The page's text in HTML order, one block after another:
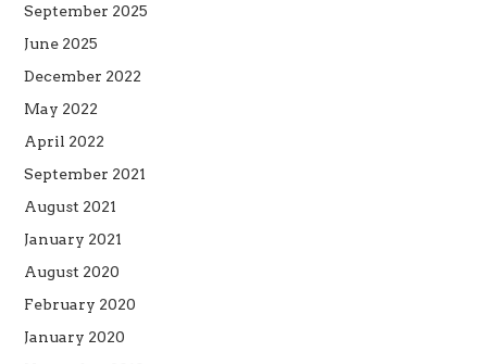
September 2025
June 2025
December 2022
May 2022
April 2022
September 2021
August 2021
January 2021
August 2020
February 2020
January 2020